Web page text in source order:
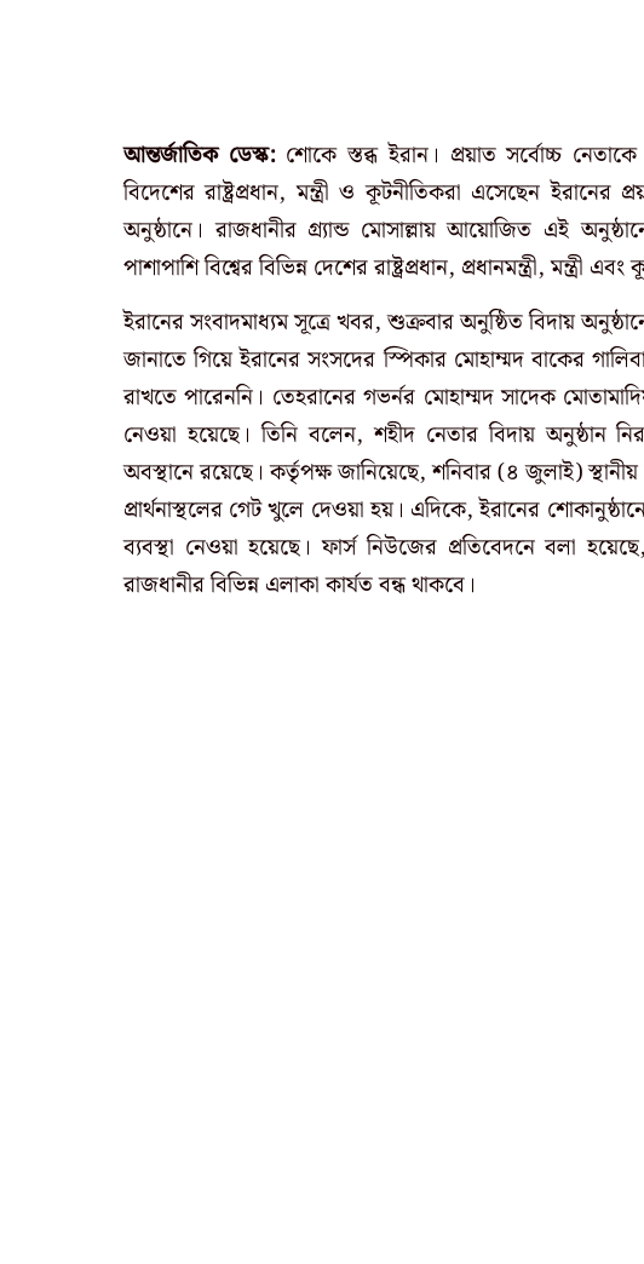
আন্তর্জাতিক ডেস্ক:শোকে স্তব্ধ ইরান। প্রয়াত সর্বোচ্চ
বিদেশের রাষ্ট্রপ্রধান, মন্ত্রী ও কূটনীতিকরা এসেছেন
অনুষ্ঠানে। রাজধানীর গ্র্যান্ড মোসাল্লায় আয়োজিত এই
পাশাপাশি বিশ্বের বিভিন্ন দেশের রাষ্ট্রপ্রধান, প্রধানমন্ত্রী, মন্ত্রী
ইরানের সংবাদমাধ্যম সূত্রে খবর, শুক্রবার অনুষ্ঠিত বিদায়
জানাতে গিয়ে ইরানের সংসদের স্পিকার মোহাম্মদ বাকের
রাখতে পারেননি। তেহরানের গভর্নর মোহাম্মদ সাদেক
নেওয়া হয়েছে। তিনি বলেন, শহীদ নেতার বিদায় অনুষ্ঠান
অবস্থানে রয়েছে। কর্তৃপক্ষ জানিয়েছে, শনিবার (৪ জুলাই)
প্রার্থনাস্থলের গেট খুলে দেওয়া হয়। এদিকে, ইরানের
ব্যবস্থা নেওয়া হয়েছে। ফার্স নিউজের প্রতিবেদনে বলা
রাজধানীর বিভিন্ন এলাকা কার্যত বন্ধ থাকবে।